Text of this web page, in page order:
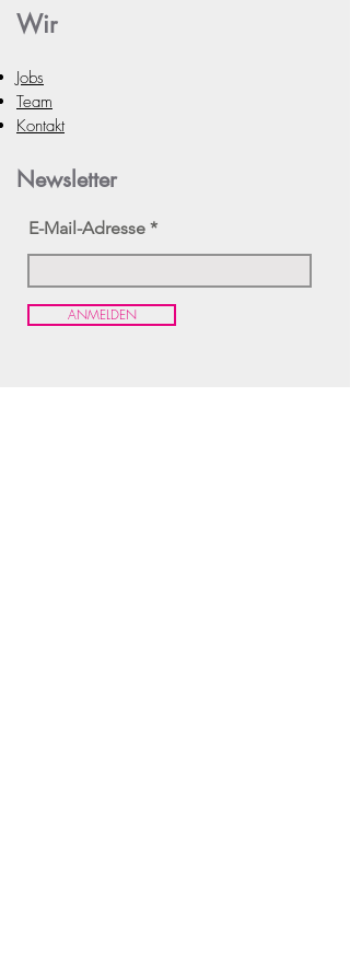
Wir
Jobs
Team
Kontakt
Newsletter
E-Mail-Adresse
ANMELDEN